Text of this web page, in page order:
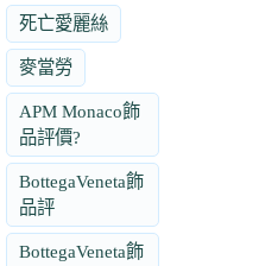
死亡愛麗絲
麥當勞
APM Monaco飾
品評價?
BottegaVeneta飾
品評
BottegaVeneta飾